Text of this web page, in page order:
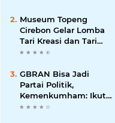
Museum Topeng
Cirebon Gelar Lomba
Tari Kreasi dan Tari
Topeng, Perebutkan
GBRAN Bisa Jadi
Partai Politik,
Kemenkumham: Ikuti
Mekanisme Undang-